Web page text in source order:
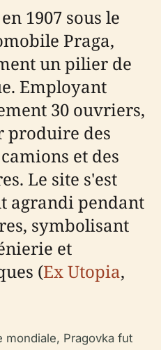
1907 sous le
Praga,
un pilier de
Employant
30 ouvriers,
produire des
et des
Le site s'est
agrandi pendant
symbolisant
et
(Ex Utopia,
mondiale, Pragovka fut